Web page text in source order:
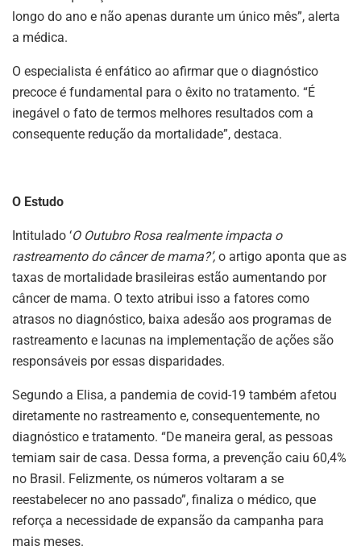
longo do ano e não apenas durante um único mês”, alerta
a médica.
O especialista é enfático ao afirmar que o diagnóstico
precoce é fundamental para o êxito no tratamento. “É
inegável o fato de termos melhores resultados com a
consequente redução da mortalidade”, destaca.
O Estudo
Intitulado ‘O Outubro Rosa realmente impacta o
rastreamento do câncer de mama?’, o artigo aponta que as
taxas de mortalidade brasileiras estão aumentando por
câncer de mama. O texto atribui isso a fatores como
atrasos no diagnóstico, baixa adesão aos programas de
rastreamento e lacunas na implementação de ações são
responsáveis por essas disparidades.
Segundo a Elisa, a pandemia de covid-19 também afetou
diretamente no rastreamento e, consequentemente, no
diagnóstico e tratamento. “De maneira geral, as pessoas
temiam sair de casa. Dessa forma, a prevenção caiu 60,4%
no Brasil. Felizmente, os números voltaram a se
reestabelecer no ano passado”, finaliza o médico, que
reforça a necessidade de expansão da campanha para
mais meses.